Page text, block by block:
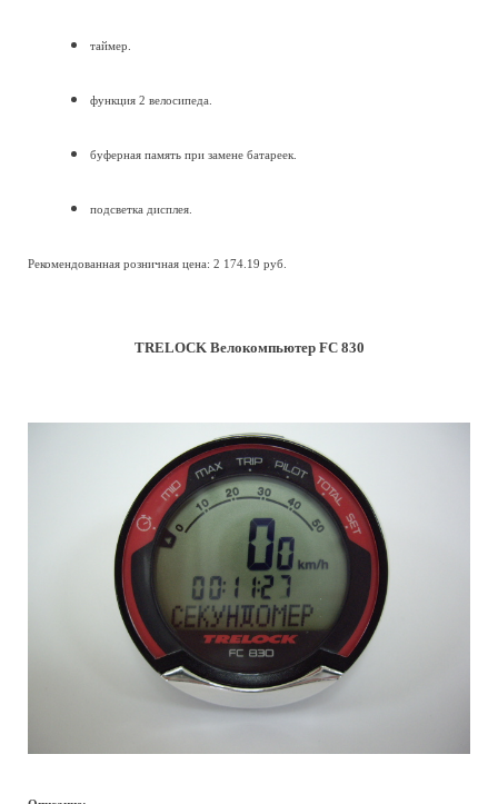
таймер.
функция 2 велосипеда.
буферная память при замене батареек.
подсветка дисплея.
Рекомендованная розничная цена: 2 174.19 руб.
TRELOCK Велокомпьютер FC 830